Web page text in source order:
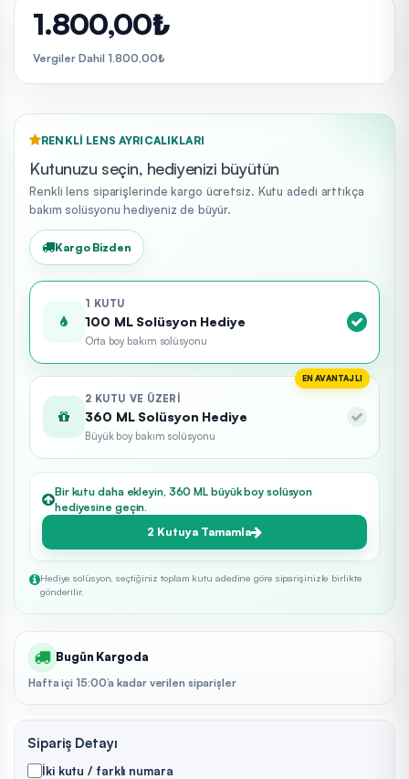
1.800,00₺
Vergiler Dahil 1.800,00₺
RENKLI LENS AYRICALIKLARI
Kutunuzu seçin, hediyenizi büyütün
Renkli lens siparişlerinde kargo ücretsiz. Kutu adedi arttıkça
bakım solüsyonu hediyeniz de büyür.
Kargo Bizden
1 KUTU
100 ML Solüsyon Hediye
Orta boy bakım solüsyonu
EN AVANTAJLI
2 KUTU VE ÜZERI
360 ML Solüsyon Hediye
Büyük boy bakım solüsyonu
Bir kutu daha ekleyin, 360 ML büyük boy solüsyon
hediyesine geçin.
2 Kutuya Tamamla
Hediye solüsyon, seçtiğiniz toplam kutu adedine göre siparişinizle birlikte
gönderilir.
Bugün Kargoda
Hafta içi 15:00’a kadar verilen siparişler
Sipariş Detayı
İki kutu / farklı numara